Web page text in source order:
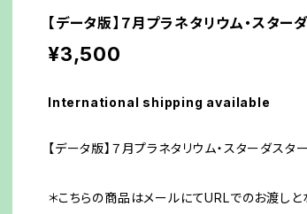
【データ版】７月プラネタリウム・スタ
¥3,500
International shipping available
【データ版】７月プラネタリウム・スターダス
＊こちらの商品はメールにてURLでのお渡しと